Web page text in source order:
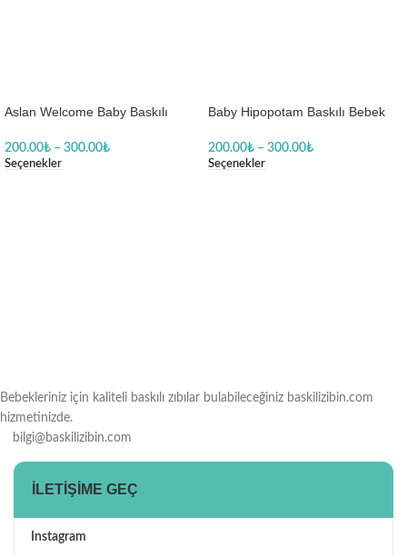
Aslan Welcome Baby Baskılı
200.00₺ – 300.00₺
Seçenekler
Baby Hipopotam Baskılı Bebek
200.00₺ – 300.00₺
Seçenekler
Bebekleriniz için kaliteli baskılı zıbılar bulabileceğiniz baskilizibin.com
hizmetinizde.
bilgi@baskilizibin.com
İLETIŞIME GEÇ
Instagram